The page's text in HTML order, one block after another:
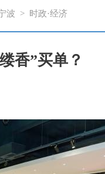
波 > 时政·经济
香”买单？